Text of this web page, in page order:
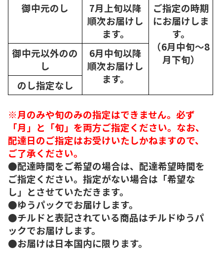
御中元のし
7月上旬以降
順次お届けし
ます。
ご指定の時期
にお届けしま
す。
（6月中旬～8
月下旬）
御中元以外のの
し
6月中旬以降
順次お届けし
ます。
のし指定なし
※月のみや旬のみの指定はできません。必ず
「月」と「旬」を両方ご指定ください。なお、
配達日のご指定はお受けいたしかねますので、
ご了承ください。
●配達時間をご希望の場合は、配達希望時間を
ご指定ください。指定がない場合は「希望な
し」とさせていただきます。
●ゆうパックでお届けします。
●チルドと表記されている商品はチルドゆうパ
ックでお届けします。
●お届けは日本国内に限ります。